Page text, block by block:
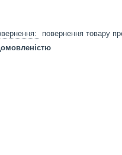
повернення товару